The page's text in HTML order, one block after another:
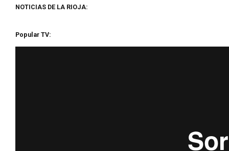
NOTICIAS DE LA RIOJA:
Popular TV: